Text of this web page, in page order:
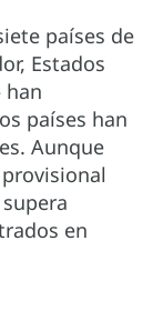
países de
Estados
han
países han
Aunque
en